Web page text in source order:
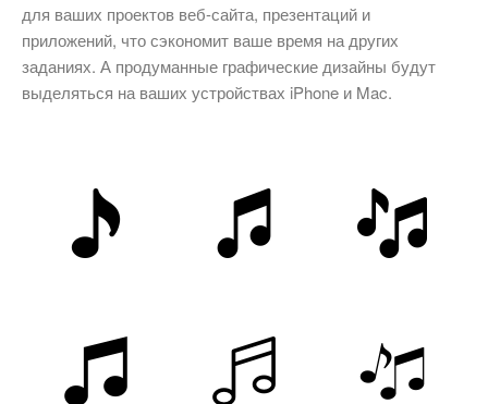
для ваших проектов веб-сайта, презентаций и
приложений, что сэкономит ваше время на других
заданиях. А продуманные графические дизайны будут
выделяться на ваших устройствах iPhone и Mac.